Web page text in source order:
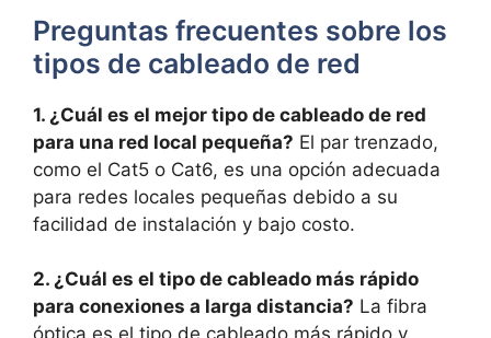
Preguntas frecuentes sobre los
tipos de cableado de red
1. ¿Cuál es el mejor tipo de cableado de red
para una red local pequeña? El par trenzado,
como el Cat5 o Cat6, es una opción adecuada
para redes locales pequeñas debido a su
facilidad de instalación y bajo costo.
2. ¿Cuál es el tipo de cableado más rápido
para conexiones a larga distancia? La fibra
óptica es el tipo de cableado más rápido y